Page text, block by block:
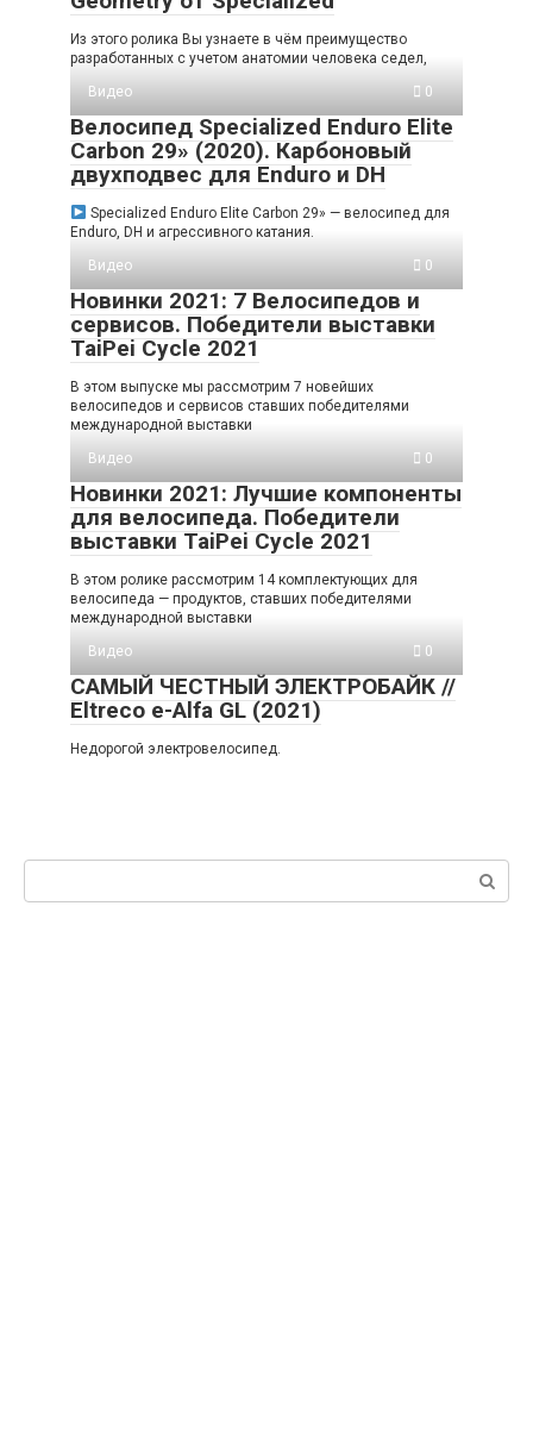
Из этого ролика Вы узнаете в чём преимущество
разработанных с учетом анатомии человека седел,
Видео
0
Велосипед Specialized Enduro Elite
Carbon 29» (2020). Карбоновый
двухподвес для Enduro и DH
Specialized Enduro Elite Carbon 29» — велосипед для
Enduro, DH и агрессивного катания.
Видео
0
Новинки 2021: 7 Велосипедов и
сервисов. Победители выставки
TaiPei Cycle 2021
В этом выпуске мы рассмотрим 7 новейших
велосипедов и сервисов ставших победителями
международной выставки
Видео
0
Новинки 2021: Лучшие компоненты
для велосипеда. Победители
выставки TaiPei Cycle 2021
В этом ролике рассмотрим 14 комплектующих для
велосипеда — продуктов, ставших победителями
международной выставки
Видео
0
САМЫЙ ЧЕСТНЫЙ ЭЛЕКТРОБАЙК //
Eltreco e-Alfa GL (2021)
Недорогой электровелосипед.